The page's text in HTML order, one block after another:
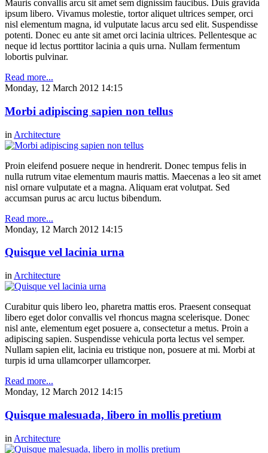
Mauris convallis arcu sit amet sem dignissim faucibus. Duis gravida
ipsum libero. Vivamus molestie, tortor aliquet ultrices semper, orci
nisl elementum magna, id vulputate lacus arcu sed elit. Suspendisse
potenti. Donec eu ante sit amet orci lacinia ultrices. Pellentesque ac
neque id lectus porttitor lacinia a quis urna. Nullam fermentum
lobortis pulvinar.
Read more...
Monday, 12 March 2012 14:15
Morbi adipiscing sapien non tellus
in Architecture
Proin eleifend posuere neque in hendrerit. Donec tempus felis in
nulla rutrum vitae elementum mauris mattis. Maecenas a leo sit amet
nisl ornare vulputate et a magna. Aliquam erat volutpat. Sed
accumsan purus ac arcu luctus bibendum.
Read more...
Monday, 12 March 2012 14:15
Quisque vel lacinia urna
in Architecture
Curabitur quis libero leo, pharetra mattis eros. Praesent consequat
libero eget dolor convallis vel rhoncus magna scelerisque. Donec
nisl ante, elementum eget posuere a, consectetur a metus. Proin a
adipiscing sapien. Suspendisse vehicula porta lectus vel semper.
Nullam sapien elit, lacinia eu tristique non, posuere at mi. Morbi at
turpis id urna ullamcorper ullamcorper.
Read more...
Monday, 12 March 2012 14:15
Quisque malesuada, libero in mollis pretium
in Architecture